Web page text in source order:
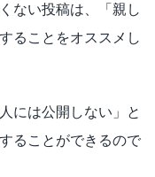
ない投稿は、「親し
ることをオススメし
には公開しない」と
ることができるので